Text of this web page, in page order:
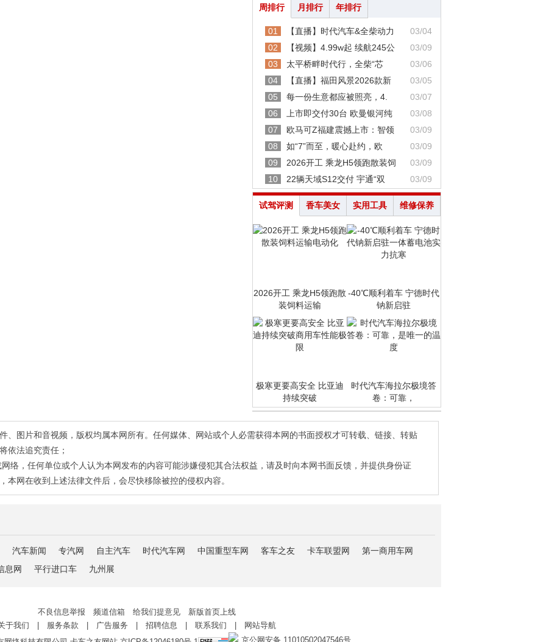
周排行 月排行 年排行
01 【直播】时代汽车&全柴动力
03/04
02
【视频】4.99w起 续航245公
03/09
03
太平桥畔时代行，全柴“芯
03/06
04
【直播】福田风景2026款新
03/05
05
每一份生意都应被照亮，4.
03/07
06
上市即交付30台 欧曼银河纯
03/08
07
欧马可Z福建震撼上市：智领
03/09
08
如“7”而至，暖心赴约，欧
03/09
09
2026开工 乘龙H5领跑散装饲
03/09
10
22辆天域S12交付 宇通“双 03/09
试驾评测 香车美女 实用工具 维修保养
2026开工 乘龙H5领跑散
装饲料运输
-40℃顺利着车 宁德时代
钠新启驻
极寒更要高安全 比亚迪
持续突破
时代汽车海拉尔极境答
卷：可靠，
、图片和音视频，版权均属本网所有。任何媒体、网站或个人必需获得本网的书面授权才可转载、链接、转贴
依法追究责任；
络，任何单位或个人认为本网发布的内容可能涉嫌侵犯其合法权益，请及时向本网书面反馈，并提供身份证
本网在收到上述法律文件后，会尽快移除被控的侵权内容。
汽车新闻 专汽网 自主汽车 时代汽车网 中国重型车网 客车之友 卡车联盟网
第一商用车网
息网
平行进口车 九州展
不良信息举报 频道信箱 给我们提意见 新版首页上线
于我们
服务条款 广告服务 招聘信息 联系我们
网站导航
京公网安备 11010502047546号